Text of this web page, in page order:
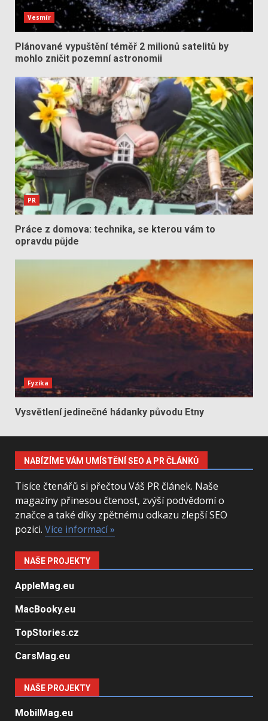
Vesmír
Plánované vypuštění téměř 2 milionů satelitů by
mohlo zničit pozemní astronomii
PR
Práce z domova: technika, se kterou vám to
opravdu půjde
Fyzika
Vysvětlení jedinečné hádanky původu Etny
NABÍZÍME VÁM UMÍSTĚNÍ SEO A PR ČLÁNKŮ
Tisíce čtenářů si přečtou Váš PR článek. Naše
magazíny přinesou čtenost, zvýší podvědomí o
značce a také díky zpětnému odkazu zlepší SEO
pozici. Více informací »
NAŠE PROJEKTY
AppleMag.eu
MacBooky.eu
TopStories.cz
CarsMag.eu
NAŠE PROJEKTY
MobilMag.eu